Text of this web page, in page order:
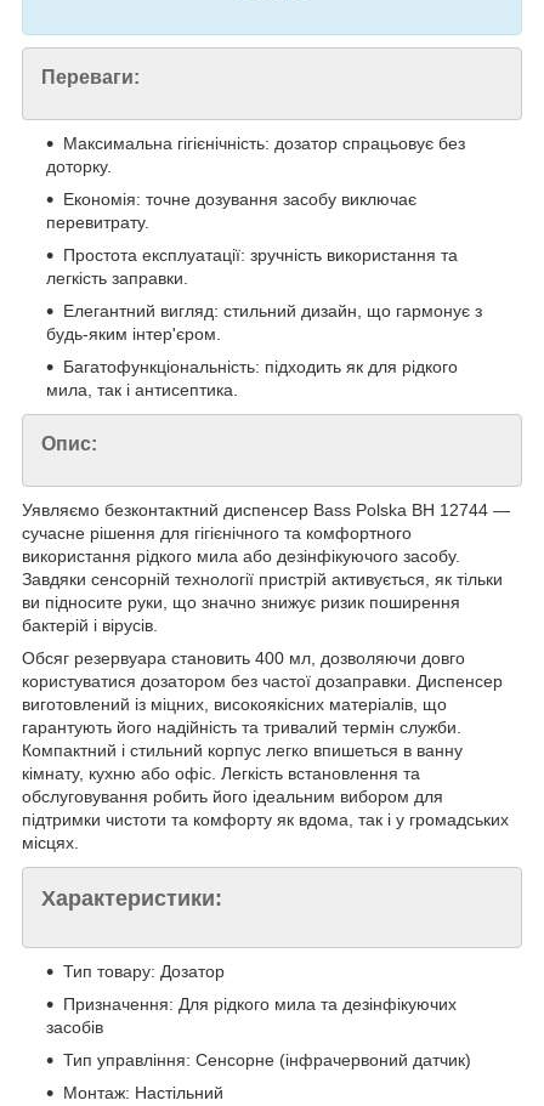
Переваги:
Максимальна гігієнічність: дозатор спрацьовує без
доторку.
Економія: точне дозування засобу виключає
перевитрату.
Простота експлуатації: зручність використання та
легкість заправки.
Елегантний вигляд: стильний дизайн, що гармонує з
будь-яким інтер'єром.
Багатофункціональність: підходить як для рідкого
мила, так і антисептика.
Опис:
Уявляємо безконтактний диспенсер Bass Polska BH 12744 —
сучасне рішення для гігієнічного та комфортного
використання рідкого мила або дезінфікуючого засобу.
Завдяки сенсорній технології пристрій активується, як тільки
ви підносите руки, що значно знижує ризик поширення
бактерій і вірусів.
Обсяг резервуара становить 400 мл, дозволяючи довго
користуватися дозатором без частої дозаправки. Диспенсер
виготовлений із міцних, високоякісних матеріалів, що
гарантують його надійність та тривалий термін служби.
Компактний і стильний корпус легко впишеться в ванну
кімнату, кухню або офіс. Легкість встановлення та
обслуговування робить його ідеальним вибором для
підтримки чистоти та комфорту як вдома, так і у громадських
місцях.
Характеристики:
Тип товару: Дозатор
Призначення: Для рідкого мила та дезінфікуючих
засобів
Тип управління: Сенсорне (інфрачервоний датчик)
Монтаж: Настільний